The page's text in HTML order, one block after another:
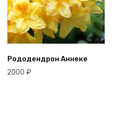
Рододендрон Аннеке
2000 ₽